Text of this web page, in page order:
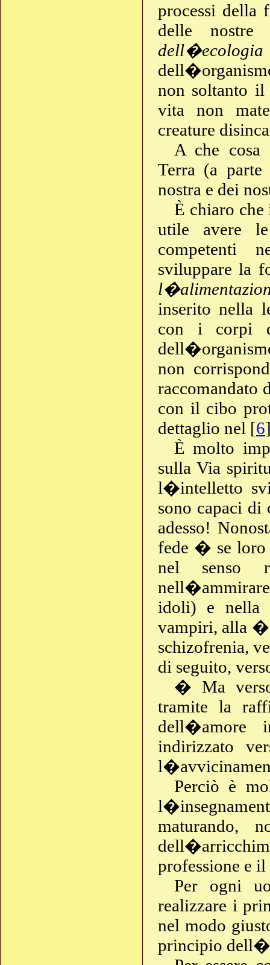
processi della
delle
dell�ecologia
non soltanto il
vita non
creature
A che cosa
Terra (a
nostra e dei
È chiaro che
utile avere
competenti
sviluppare la
inserito nella
con i corpi
non
raccomandato
con il cibo
dettaglio nel [6
È molto
sulla Via
l�intelletto
sono capaci
adesso!
fede � se loro
nel senso
idoli) e nella
vampiri, alla
schizofrenia,
di seguito,
� Ma
tramite la
dell�amore
indirizzato
Perciò è
maturando,
professione e
Per ogni
realizzare i
nel modo
principio